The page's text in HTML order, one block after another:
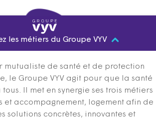
les métiers du Groupe VYV
mutualiste de santé et de protection
le Groupe VYV agit pour que la santé
Il met en synergie ses trois métiers
et accompagnement, logement afin de
solutions concrètes, innovantes et